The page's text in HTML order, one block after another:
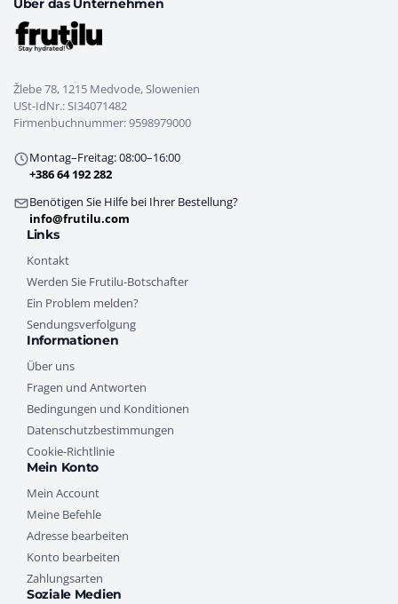
Über das Unternehmen
Žlebe 78, 1215 Medvode, Slowenien
USt-IdNr.: SI34071482
Firmenbuchnummer: 9598979000
Montag–Freitag: 08:00–16:00
+386 64 192 282
Benötigen Sie Hilfe bei Ihrer Bestellung?
info@frutilu.com
Links
Kontakt
Werden Sie Frutilu-Botschafter
Ein Problem melden?
Sendungsverfolgung
Informationen
Über uns
Fragen und Antworten
Bedingungen und Konditionen
Datenschutzbestimmungen
Cookie-Richtlinie
Mein Konto
Mein Account
Meine Befehle
Adresse bearbeiten
Konto bearbeiten
Zahlungsarten
Soziale Medien